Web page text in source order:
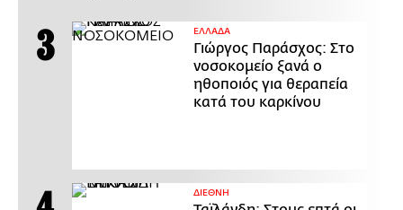
ΕΛΛΑΔΑ
Γιώργος Παράσχος: Στο
νοσοκομείο ξανά ο
ηθοποιός για θεραπεία
κατά του καρκίνου
ΔΙΕΘΝΗ